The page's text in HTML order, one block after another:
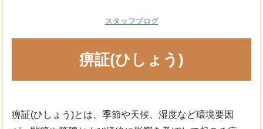
スタッフブログ
痹証(ひしょう)
痹証(ひしょう)とは、季節や天候、湿度など環境要因